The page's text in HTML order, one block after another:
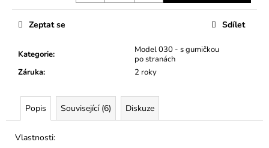
Kategorie:
Model 030 - s gumičkou
po stranách
Záruka: 2 roky
Zeptat se Sdílet
Popis Související (6) Diskuze
Vlastnosti:
e
DĚTSKÉ
BAČKORY
MODEL
275